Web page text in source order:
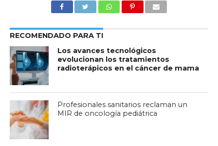
RECOMENDADO PARA TI
Los avances tecnológicos
evolucionan los tratamientos
radioterápicos en el cáncer de mama
Profesionales sanitarios reclaman un
MIR de oncología pediátrica